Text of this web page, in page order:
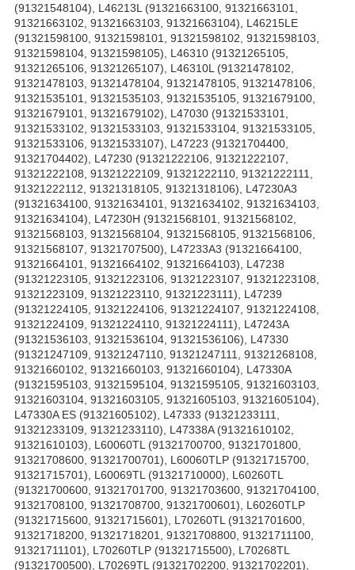
(91321548104), L46213L (91321663100, 91321663101,
91321663102, 91321663103, 91321663104), L46215LE
(91321598100, 91321598101, 91321598102, 91321598103,
91321598104, 91321598105), L46310 (91321265105,
91321265106, 91321265107), L46310L (91321478102,
91321478103, 91321478104, 91321478105, 91321478106,
91321535101, 91321535103, 91321535105, 91321679100,
91321679101, 91321679102), L47030 (91321533101,
91321533102, 91321533103, 91321533104, 91321533105,
91321533106, 91321533107), L47223 (91321704400,
91321704402), L47230 (91321222106, 91321222107,
91321222108, 91321222109, 91321222110, 91321222111,
91321222112, 91321318105, 91321318106), L47230A3
(91321634100, 91321634101, 91321634102, 91321634103,
91321634104), L47230H (91321568101, 91321568102,
91321568103, 91321568104, 91321568105, 91321568106,
91321568107, 91321707500), L47233A3 (91321664100,
91321664101, 91321664102, 91321664103), L47238
(91321223105, 91321223106, 91321223107, 91321223108,
91321223109, 91321223110, 91321223111), L47239
(91321224105, 91321224106, 91321224107, 91321224108,
91321224109, 91321224110, 91321224111), L47243A
(91321536103, 91321536104, 91321536106), L47330
(91321247109, 91321247110, 91321247111, 91321268108,
91321660102, 91321660103, 91321660104), L47330A
(91321595103, 91321595104, 91321595105, 91321603103,
91321603104, 91321603105, 91321605103, 91321605104),
L47330A ES (91321605102), L47333 (91321233111,
91321233109, 91321233110), L47338A (91321610102,
91321610103), L60060TL (91321700700, 91321701800,
91321708600, 91321700701), L60060TLP (91321715700,
91321715701), L60069TL (91321710000), L60260TL
(91321700600, 91321701700, 91321703600, 91321704100,
91321708100, 91321708700, 91321700601), L60260TLP
(91321715600, 91321715601), L70260TL (91321701600,
91321718200, 91321718201, 91321708800, 91321711100,
91321711101), L70260TLP (91321715500), L70268TL
(91321700500), L70269TL (91321702200, 91321702201),